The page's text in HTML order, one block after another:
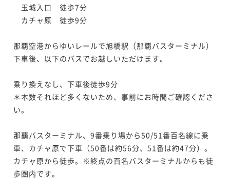
玉城入口　徒歩7分
カチャ原　徒歩9分
那覇空港からゆいレールで旭橋駅（那覇バスターミナル）
下車後、以下のバスでお越しいただけます。
乗り換えなし、下車後徒歩9分
＊本数それほど多くないため、事前にお時間ご確認くださ
い。
那覇バスターミナル、9番乗り場から50/51番百名線に乗
車、カチャ原で下車（50番は約56分、51番は約47分）。
カチャ原から徒歩。※終点の百名バスターミナルからも徒